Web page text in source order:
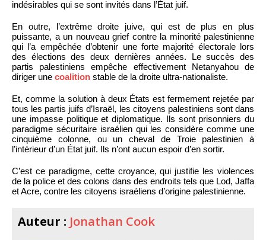
indésirables qui se sont invités dans l’État juif.
En outre, l’extrême droite juive, qui est de plus en plus
puissante, a un nouveau grief contre la minorité palestinienne
qui l’a empêchée d’obtenir une forte majorité électorale lors
des élections des deux dernières années. Le succès des
partis palestiniens empêche effectivement Netanyahou de
diriger une coalition stable de la droite ultra-nationaliste.
Et, comme la solution à deux États est fermement rejetée par
tous les partis juifs d’Israël, les citoyens palestiniens sont dans
une impasse politique et diplomatique. Ils sont prisonniers du
paradigme sécuritaire israélien qui les considère comme une
cinquième colonne, ou un cheval de Troie palestinien à
l’intérieur d’un État juif. Ils n’ont aucun espoir d’en sortir.
C’est ce paradigme, cette croyance, qui justifie les violences
de la police et des colons dans des endroits tels que Lod, Jaffa
et Acre, contre les citoyens israéliens d’origine palestinienne.
Auteur : Jonathan Cook